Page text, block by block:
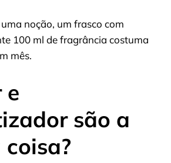
noção, um frasco com
100 ml de fragrância costuma
mês.
e
são a
coisa?